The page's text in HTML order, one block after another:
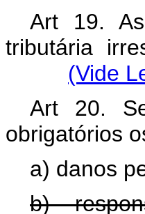
Art 19.
tributária
(Vide
Art 20.
a) danos
b)